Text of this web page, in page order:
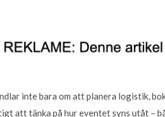
inte bara om att planera logistik,
att tänka på hur eventet syns utåt –